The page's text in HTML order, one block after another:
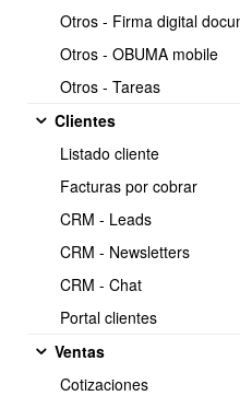
Otros - Firma digital
Otros - OBUMA mobile
Otros - Tareas
Clientes
Listado cliente
Facturas por cobrar
CRM - Leads
CRM - Newsletters
CRM - Chat
Portal clientes
Ventas
Cotizaciones
Como
a usar un tipo
documento
Copiar
https://
autorizar-a-un-usuario-a-usar-
Para autorizar a un usuario a
realizar los siguientes pasos:
Ir a Mi empresa > Perfiles de